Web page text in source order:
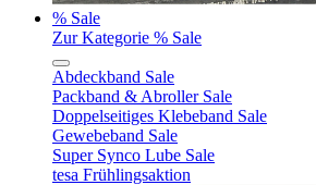
% Sale
Zur Kategorie % Sale
Abdeckband Sale
Packband & Abroller Sale
Doppelseitiges Klebeband Sale
Gewebeband Sale
Super Synco Lube Sale
tesa Frühlingsaktion